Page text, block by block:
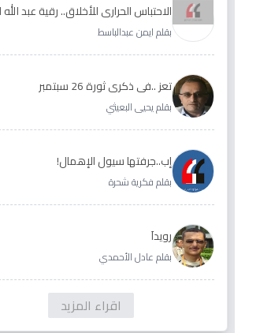
الاحتباس الحراري للأخلاق.. رقية عبد
وغدير طيره نموذجا
بقلم ايمن عبدالباسط
تعز ..في ذكرى ثورة 26 سبتمبر
بقلم يحيى البعيثي
إب..جرفتها سيول الإهمال!
بقلم فكرية شحرة
رويداَ
بقلم عادل الأحمدي
اقراء المزيد